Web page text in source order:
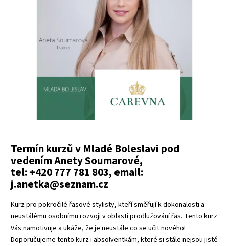
Termín kurzů v Mladé Boleslavi pod
vedením Anety Soumarové,
tel: +420 777 781 803, email:
j.anetka@seznam.cz
Kurz pro pokročilé řasové stylisty, kteří směřují k dokonalosti a
neustálému osobnímu rozvoji v oblasti prodlužování řas. Tento kurz
Vás namotivuje a ukáže, že je neustále co se učit nového!
Doporučujeme tento kurz i absolventkám, které si stále nejsou jisté